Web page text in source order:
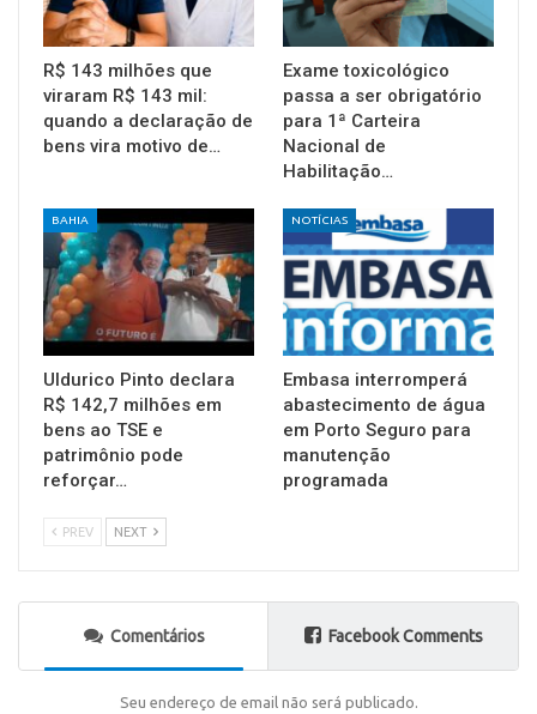
R$ 143 milhões que
viraram R$ 143 mil:
quando a declaração de
bens vira motivo de…
Exame toxicológico
passa a ser obrigatório
para 1ª Carteira
Nacional de
Habilitação…
BAHIA
Uldurico Pinto declara
R$ 142,7 milhões em
bens ao TSE e
patrimônio pode
reforçar…
NOTÍCIAS
Embasa interromperá
abastecimento de água
em Porto Seguro para
manutenção
programada
PREV NEXT
Comentários Facebook Comments
Seu endereço de email não será publicado.